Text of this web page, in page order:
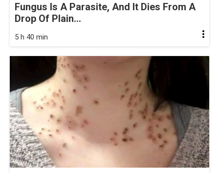
Fungus Is A Parasite, And It Dies From A
Drop Of Plain...
5 h 40 min